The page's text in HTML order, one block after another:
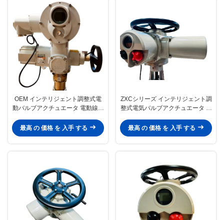
OEM インテリジェント調整式電
動バルブアクチュエータ 電動線形
最高 の 価格 を 入手 する
ZXCシリーズ インテリジェント調
整式電気バルブアクチュエータ ミ
最高 の 価格 を 入手 する